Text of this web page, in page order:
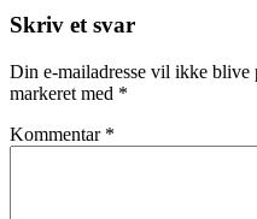
Skriv et svar
Din e-mailadresse vil ikke blive
markeret med *
Kommentar *